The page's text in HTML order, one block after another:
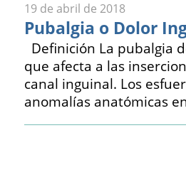
19 de abril de 2018
Pubalgia o Dolor
Definición La pubalgia
que afecta a las
canal inguinal. Los
anomalías anatómicas